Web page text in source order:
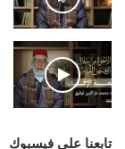
تابعنا على فيسبوك